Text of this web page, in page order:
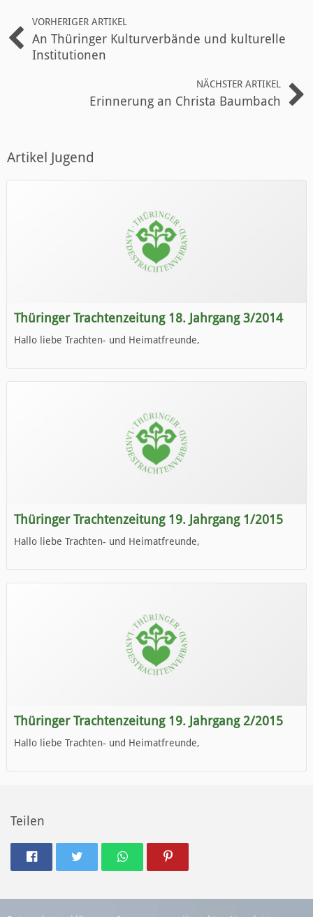
VORHERIGER ARTIKEL
An Thüringer Kulturverbände und kulturelle
Institutionen
NÄCHSTER ARTIKEL
Erinnerung an Christa Baumbach
Artikel Jugend
Thüringer Trachtenzeitung 18. Jahrgang 3/2014
Hallo liebe Trachten- und Heimatfreunde,
Wir wünschen Euch viel Spaß beim Lesen.
Thüringer Trachtenzeitung 19. Jahrgang 1/2015
Hallo liebe Trachten- und Heimatfreunde,
Wir wünschen Euch viel Spaß beim Lesen.
Thüringer Trachtenzeitung 19. Jahrgang 2/2015
Hallo liebe Trachten- und Heimatfreunde,
Teilen